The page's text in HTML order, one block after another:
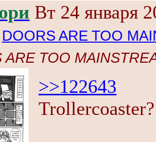
Вт 24 января
DOORS ARE TOO
ARE TOO
>>122643